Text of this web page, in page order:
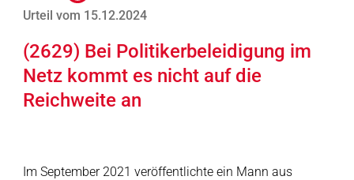
Urteil vom 15.12.2024
(2629) Bei Politikerbeleidigung im
Netz kommt es nicht auf die
Reichweite an
Im September 2021 veröffentlichte ein Mann aus